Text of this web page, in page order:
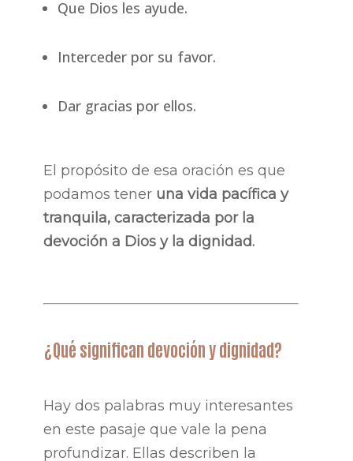
Que Dios les ayude.
Interceder por su favor.
Dar gracias por ellos.
El propósito de esa oración es que
podamos tener una vida pacífica y
tranquila, caracterizada por la
devoción a Dios y la dignidad.
¿Qué significan devoción y dignidad?
Hay dos palabras muy interesantes
en este pasaje que vale la pena
profundizar. Ellas describen la